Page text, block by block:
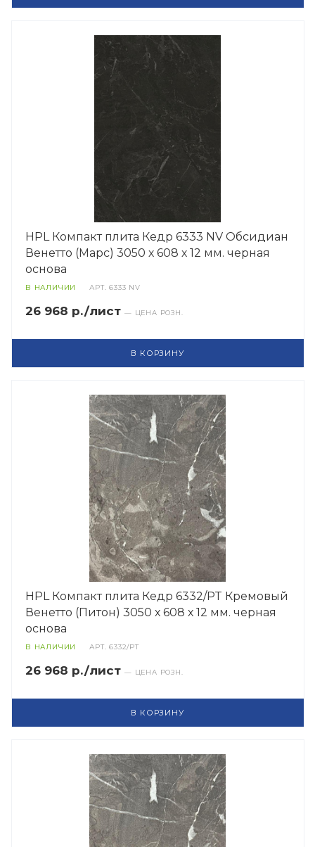
HPL Компакт плита Кедр 6333 NV Обсидиан
Венетто (Марс) 3050 х 608 х 12 мм. черная
основа
В НАЛИЧИИ АРТ.6333 NV
26 968 р./лист — ЦЕНА РОЗН.
В КОРЗИНУ
HPL Компакт плита Кедр 6332/PT Кремовый
Венетто (Питон) 3050 х 608 х 12 мм. черная
основа
В НАЛИЧИИ АРТ.6332/PT
26 968 р./лист — ЦЕНА РОЗН.
В КОРЗИНУ